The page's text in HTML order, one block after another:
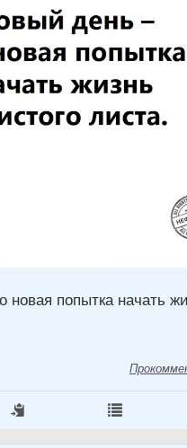
новая попытка начать